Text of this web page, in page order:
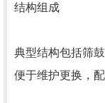
结构组成
典型结构包括筛
便于维护更换，